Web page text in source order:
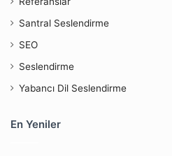
Santral Seslendirme
SEO
Seslendirme
Yabancı Dil Seslendirme
En Yeniler